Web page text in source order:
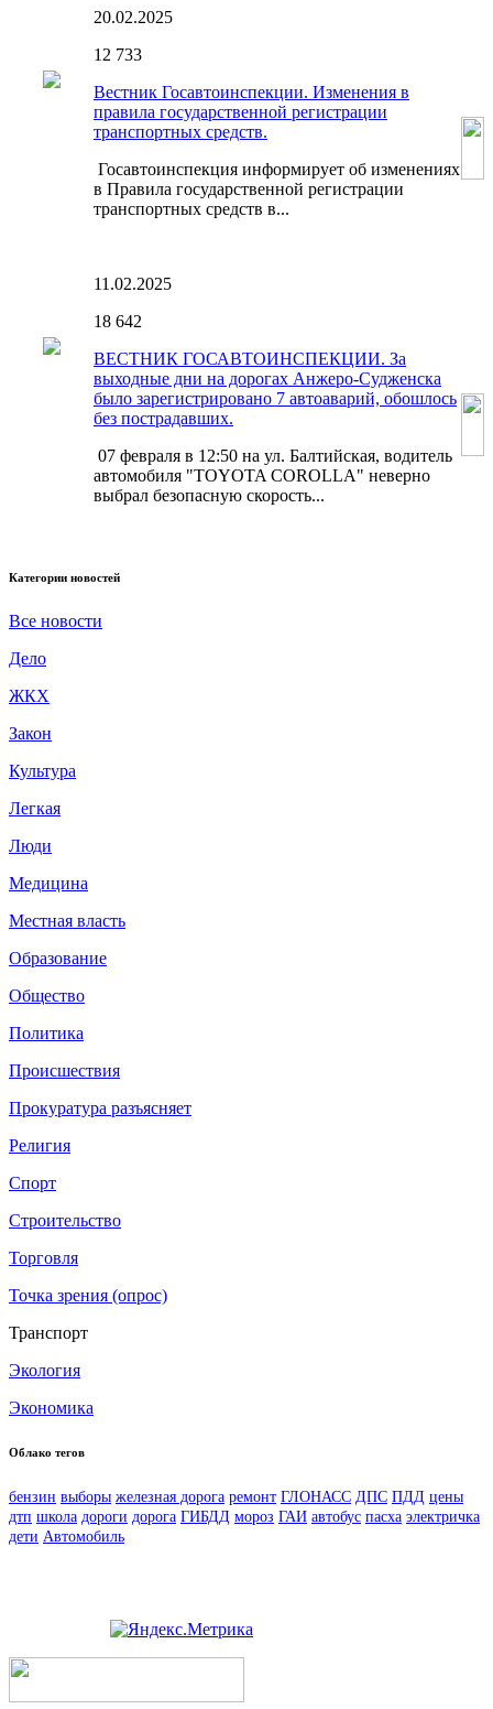
20.02.2025
12 733
Вестник Госавтоинспекции. Изменения в
правила государственной регистрации
транспортных средств.
Госавтоинспекция информирует об изменениях
в Правила государственной регистрации
транспортных средств в...
11.02.2025
18 642
ВЕСТНИК ГОСАВТОИНСПЕКЦИИ. За
выходные дни на дорогах Анжеро-Судженска
было зарегистрировано 7 автоаварий, обошлось
без пострадавших.
07 февраля в 12:50 на ул. Балтийская, водитель
автомобиля "TOYOTA COROLLA" неверно
выбрал безопасную скорость...
Категории новостей
Все новости
Дело
ЖКХ
Закон
Культура
Легкая
Люди
Медицина
Местная власть
Образование
Общество
Политика
Происшествия
Прокуратура разъясняет
Религия
Спорт
Строительство
Торговля
Точка зрения (опрос)
Транспорт
Экология
Экономика
Облако тегов
бензин выборы железная дорога ремонт ГЛОНАСС ДПС ПДД цены
дтп школа дороги дорога ГИБДД мороз ГАИ автобус пасха электричка
дети Автомобиль